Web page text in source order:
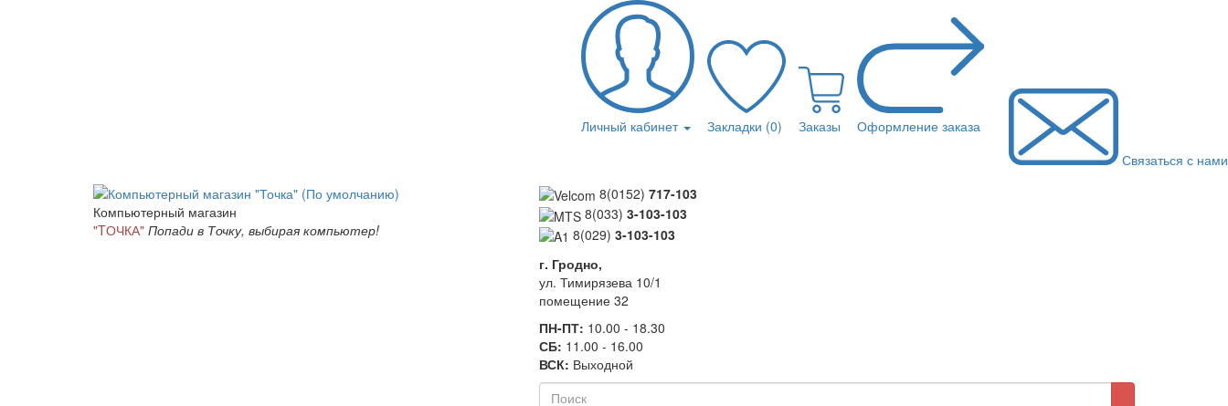
Личный кабинет Закладки (0) Заказы
Оформление заказа
Связаться с нами
Компьютерный магазин
"TОЧКА" Попади в Точку, выбирая компьютер!
8(0152) 717-103
8(033) 3-103-103
8(029) 3-103-103
г. Гродно,
ул. Тимирязева 10/1
помещение 32
ПН-ПТ: 10.00 - 18.30
СБ: 11.00 - 16.00
ВСК: Выходной